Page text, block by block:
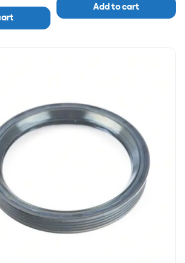
Add to cart